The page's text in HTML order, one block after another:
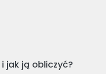
jak ją obliczyć?